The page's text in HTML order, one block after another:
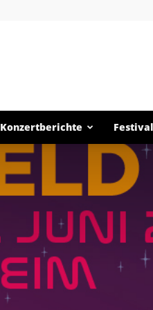
Konzertberichte